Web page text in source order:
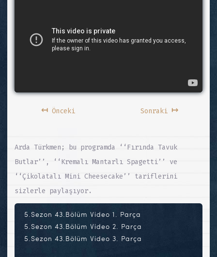
↤Önceki Sonraki ↦
Arda Türkmen; bu programda ‘‘Fırında Tavuk
Butlar’’, ‘‘Kremalı Mantarlı Spagetti’’ ve
‘‘Çikolatalı Mini Cheesecake’’ tariflerini
sizlerle paylaşıyor.
5.Sezon 43.Bölüm Video 1. Parça
5.Sezon 43.Bölüm Video 2. Parça
5.Sezon 43.Bölüm Video 3. Parça